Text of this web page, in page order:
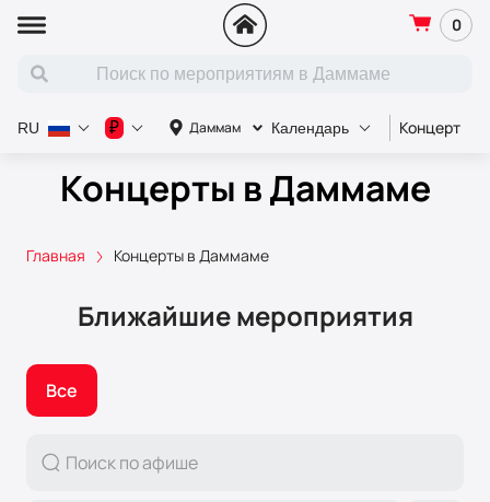
0
Даммам Календарь Концерт
RU ₽
Концерты в Даммаме
Главная Концерты в Даммаме
Ближайшие мероприятия
Все